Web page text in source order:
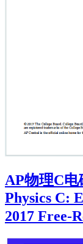
AP物理C电
Physics C:
2017 Free-